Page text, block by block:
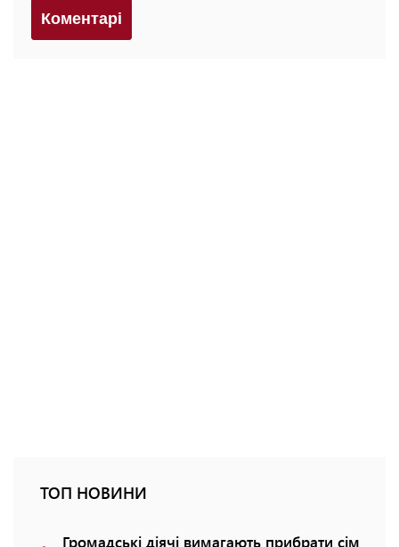
Коментарi
ТОП НОВИНИ
Громадські діячі вимагають прибрати сім